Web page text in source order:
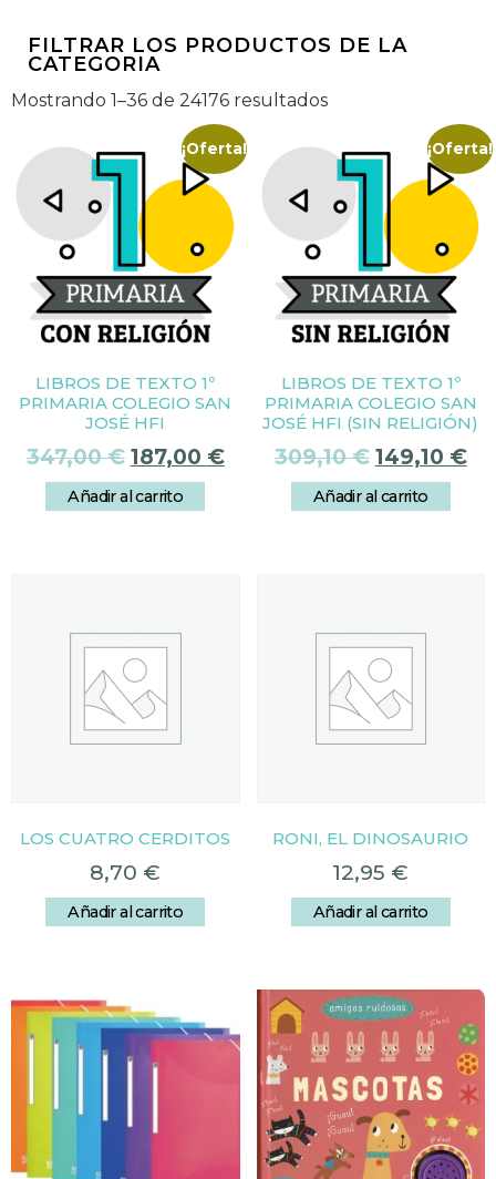
FILTRAR LOS PRODUCTOS DE LA
CATEGORIA
Mostrando 1–36 de 24176 resultados
¡Oferta!
LIBROS DE TEXTO 1º
PRIMARIA COLEGIO SAN
JOSÉ HFI
347,00€ 187,00 €
Añadir al carrito
¡Oferta!
LIBROS DE TEXTO 1º
PRIMARIA COLEGIO SAN
JOSÉ HFI (SIN RELIGIÓN)
309,10€ 149,10 €
Añadir al carrito
LOS CUATRO CERDITOS
8,70 €
Añadir al carrito
RONI, EL DINOSAURIO
12,95 €
Añadir al carrito